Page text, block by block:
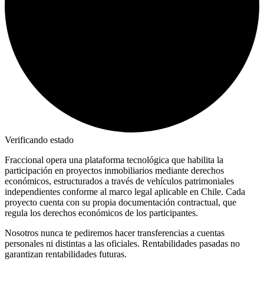
Verificando estado
Fraccional opera una plataforma tecnológica que habilita la
participación en proyectos inmobiliarios mediante derechos
económicos, estructurados a través de vehículos patrimoniales
independientes conforme al marco legal aplicable en Chile. Cada
proyecto cuenta con su propia documentación contractual, que
regula los derechos económicos de los participantes.
Nosotros nunca te pediremos hacer transferencias a cuentas
personales ni distintas a las oficiales. Rentabilidades pasadas no
garantizan rentabilidades futuras.